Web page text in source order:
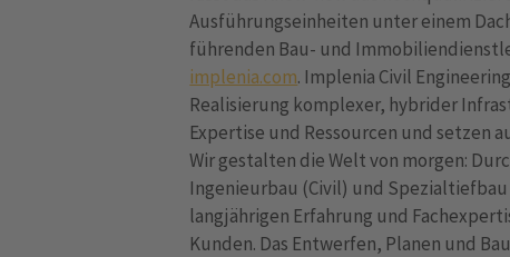
Ausführungseinheiten unter einem
führenden Bau- und
implenia.com. Implenia Civil
Realisierung komplexer, hybrider
Expertise und Ressourcen und setzen
Wir gestalten die Welt von morgen:
Ingenieurbau (Civil) und
langjährigen Erfahrung und
Kunden. Das Entwerfen, Planen und